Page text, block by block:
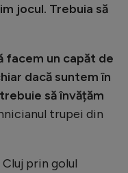
jocul. Trebuia să
facem un capăt de
dacă suntem în
să învățăm
trupei din
Cluj prin golul